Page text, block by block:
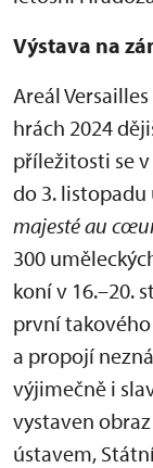
Výstava na
Areál
hrách 2024
příležitosti se
do 3. listopadu
majesté au
300
koní v 16.–20.
první takového
a propojí
výjimečně i
vystaven
ústavem,